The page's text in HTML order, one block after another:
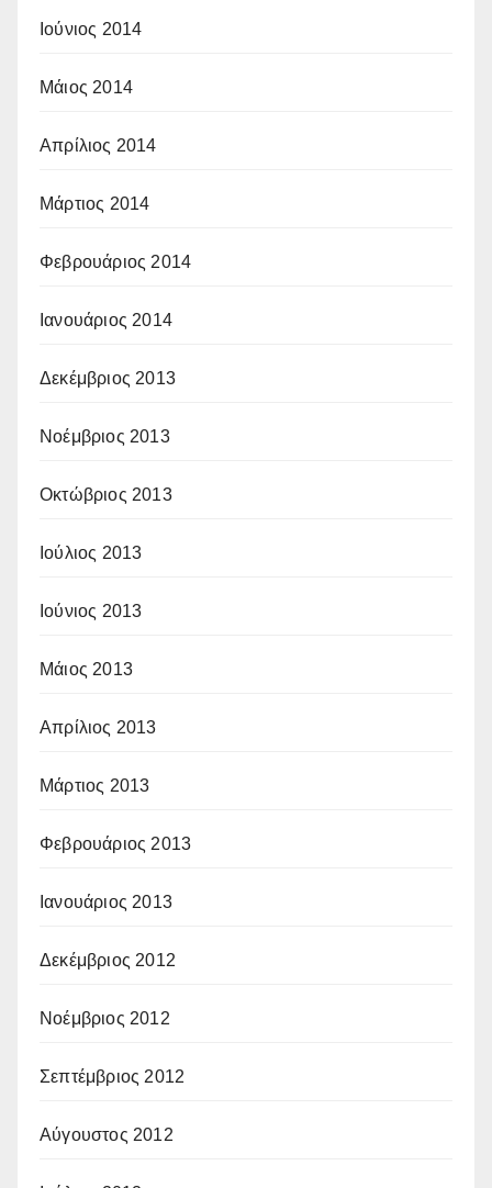
Ιούνιος 2014
Μάιος 2014
Απρίλιος 2014
Μάρτιος 2014
Φεβρουάριος 2014
Ιανουάριος 2014
Δεκέμβριος 2013
Νοέμβριος 2013
Οκτώβριος 2013
Ιούλιος 2013
Ιούνιος 2013
Μάιος 2013
Απρίλιος 2013
Μάρτιος 2013
Φεβρουάριος 2013
Ιανουάριος 2013
Δεκέμβριος 2012
Νοέμβριος 2012
Σεπτέμβριος 2012
Αύγουστος 2012